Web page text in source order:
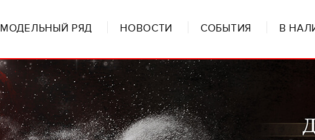
МОДЕЛЬНЫЙ РЯД НОВОСТИ СОБЫТИЯ В